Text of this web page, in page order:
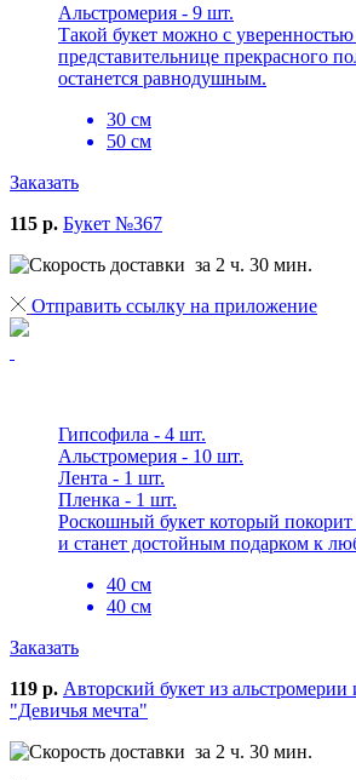
Альстромерия - 9 шт.
Такой букет можно с
представительнице прекрасного
останется равнодушным.
30 см
50 см
Заказать
115 р. Букет №367
за 2 ч. 30 мин.
Отправить ссылку на приложение
Гипсофила - 4 шт.
Альстромерия - 10 шт.
Лента - 1 шт.
Пленка - 1 шт.
Роскошный букет который
и станет достойным подарком к
40 см
40 см
Заказать
119 р. Авторский букет из
"Девичья мечта"
за 2 ч. 30 мин.